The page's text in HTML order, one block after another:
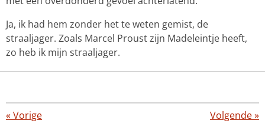
Ja, ik had hem zonder het te weten gemist, de
straaljager. Zoals Marcel Proust zijn Madeleintje heeft,
zo heb ik mijn straaljager.
«Vorige Volgende»